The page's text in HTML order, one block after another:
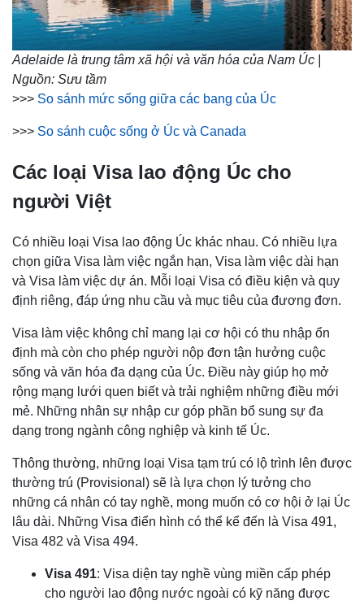
Adelaide là trung tâm xã hội và văn hóa của Nam Úc |
Nguồn: Sưu tầm
>>> So sánh mức sống giữa các bang của Úc
>>> So sánh cuộc sống ở Úc và Canada
Các loại Visa lao động Úc cho
người Việt
Có nhiều loại Visa lao động Úc khác nhau. Có nhiều lựa
chọn giữa Visa làm việc ngắn hạn, Visa làm việc dài hạn
và Visa làm việc dự án. Mỗi loại Visa có điều kiện và quy
định riêng, đáp ứng nhu cầu và mục tiêu của đương đơn.
Visa làm việc không chỉ mang lại cơ hội có thu nhập ổn
định mà còn cho phép người nộp đơn tận hưởng cuộc
sống và văn hóa đa dạng của Úc. Điều này giúp họ mở
rộng mạng lưới quen biết và trải nghiệm những điều mới
mẻ. Những nhân sự nhập cư góp phần bổ sung sự đa
dạng trong ngành công nghiệp và kinh tế Úc.
Thông thường, những loại Visa tạm trú có lộ trình lên được
thường trú (Provisional) sẽ là lựa chọn lý tưởng cho
những cá nhân có tay nghề, mong muốn có cơ hội ở lại Úc
lâu dài. Những Visa điển hình có thể kể đến là Visa 491,
Visa 482 và Visa 494.
Visa 491: Visa diện tay nghề vùng miền cấp phép
cho người lao động nước ngoài có kỹ năng được